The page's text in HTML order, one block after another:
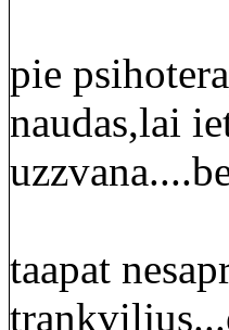
pie
naudas,lai
taapat